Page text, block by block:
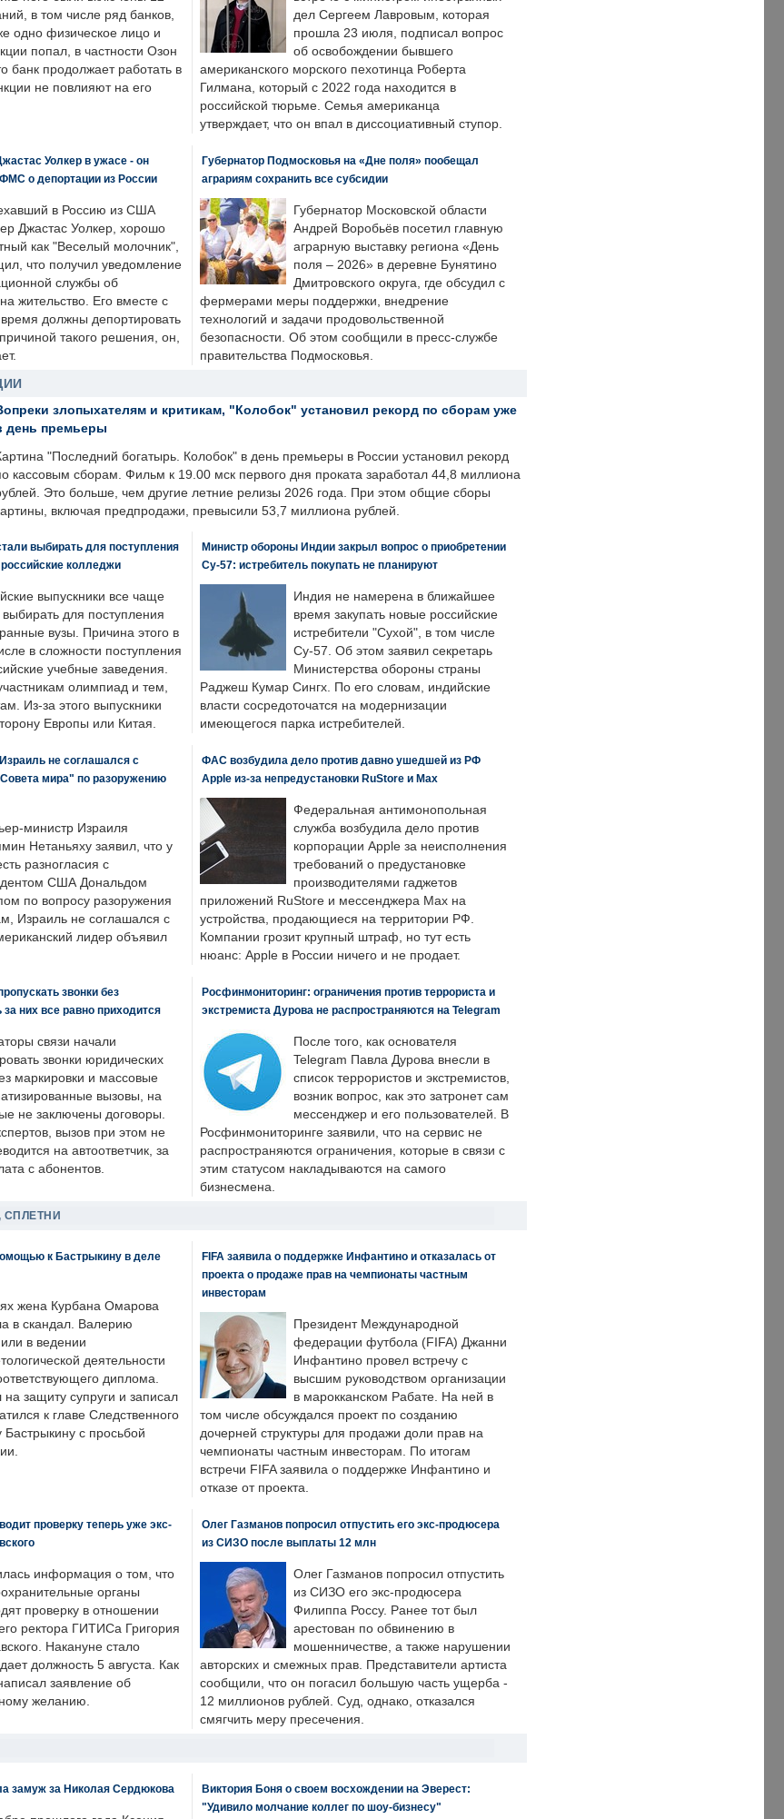
в том числе ряд банков,
одно физическое лицо и
попал, в частности Озон
банк продолжает работать в
не повлияют на его
дел Сергеем Лавровым, которая
прошла 23 июля, подписал вопрос
об освобождении бывшего
американского морского пехотинца Роберта
Гилмана, который с 2022 года находится в
российской тюрьме. Семья американца
утверждает, что он впал в диссоциативный ступор.
Уолкер в ужасе - он
о депортации из России
в Россию из США
Джастас Уолкер, хорошо
как "Веселый молочник",
что получил уведомление
службы об
жительство. Его вместе с
должны депортировать
такого решения, он,
Губернатор Подмосковья на «Дне поля» пообещал
аграриям сохранить все субсидии
Губернатор Московской области
Андрей Воробьёв посетил главную
аграрную выставку региона «День
поля – 2026» в деревне Бунятино
Дмитровского округа, где обсудил с
фермерами меры поддержки, внедрение
технологий и задачи продовольственной
безопасности. Об этом сообщили в пресс-службе
правительства Подмосковья.
злопыхателям и критикам, "Колобок" установил рекорд по сборам уже
день премьеры
"Последний богатырь. Колобок" в день премьеры в России установил рекорд
кассовым сборам. Фильм к 19.00 мск первого дня проката заработал 44,8 миллиона
Это больше, чем другие летние релизы 2026 года. При этом общие сборы
включая предпродажи, превысили 53,7 миллиона рублей.
выбирать для поступления
колледжи
выпускники все чаще
выбирать для поступления
вузы. Причина этого в
в сложности поступления
учебные заведения.
олимпиад и тем,
Из-за этого выпускники
Европы или Китая.
Министр обороны Индии закрыл вопрос о приобретении
Су-57: истребитель покупать не планируют
Индия не намерена в ближайшее
время закупать новые российские
истребители "Сухой", в том числе
Су-57. Об этом заявил секретарь
Министерства обороны страны
Раджеш Кумар Сингх. По его словам, индийские
власти сосредоточатся на модернизации
имеющегося парка истребителей.
не соглашался с
мира" по разоружению
министр Израиля
Нетаньяху заявил, что у
разногласия с
США Дональдом
по вопросу разоружения
Израиль не соглашался с
лидер объявил
ФАС возбудила дело против давно ушедшей из РФ
Apple из-за непредустановки RuStore и Max
Федеральная антимонопольная
служба возбудила дело против
корпорации Apple за неисполнения
требований о предустановке
производителями гаджетов
приложений RuStore и мессенджера Max на
устройства, продающиеся на территории РФ.
Компании грозит крупный штраф, но тут есть
нюанс: Apple в России ничего и не продает.
звонки без
за них все равно приходится
связи начали
звонки юридических
маркировки и массовые
вызовы, на
не заключены договоры.
вызов при этом не
на автоответчик, за
с абонентов.
Росфинмониторинг: ограничения против террориста и
экстремиста Дурова не распространяются на Telegram
После того, как основателя
Telegram Павла Дурова внесли в
список террористов и экстремистов,
возник вопрос, как это затронет сам
мессенджер и его пользователей. В
Росфинмониторинге заявили, что на сервис не
распространяются ограничения, которые в связи с
этим статусом накладываются на самого
бизнесмена.
к Бастрыкину в деле
жена Курбана Омарова
в скандал. Валерию
в ведении
деятельности
диплома.
защиту супруги и записал
к главе Следственного
Бастрыкину с просьбой
FIFA заявила о поддержке Инфантино и отказалась от
проекта о продаже прав на чемпионаты частным
инвесторам
Президент Международной
федерации футбола (FIFA) Джанни
Инфантино провел встречу с
высшим руководством организации
в марокканском Рабате. На ней в
том числе обсуждался проект по созданию
дочерней структуры для продажи доли прав на
чемпионаты частным инвесторам. По итогам
встречи FIFA заявила о поддержке Инфантино и
отказе от проекта.
проверку теперь уже экс-
информация о том, что
органы
проверку в отношении
ректора ГИТИСа Григория
Накануне стало
должность 5 августа. Как
заявление об
желанию.
Олег Газманов попросил отпустить его экс-продюсера
из СИЗО после выплаты 12 млн
Олег Газманов попросил отпустить
из СИЗО его экс-продюсера
Филиппа Россу. Ранее тот был
арестован по обвинению в
мошенничестве, а также нарушении
авторских и смежных прав. Представители артиста
сообщили, что он погасил большую часть ущерба -
12 миллионов рублей. Суд, однако, отказался
смягчить меру пресечения.
замуж за Николая Сердюкова
Виктория Боня о своем восхождении на Эверест:
"Удивило молчание коллег по шоу-бизнесу"